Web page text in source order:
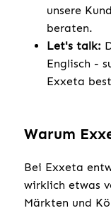
unsere
beraten.
Let's talk:
Englisch -
Exxeta
Warum
Bei Exxeta
wirklich etwas
Märkten und